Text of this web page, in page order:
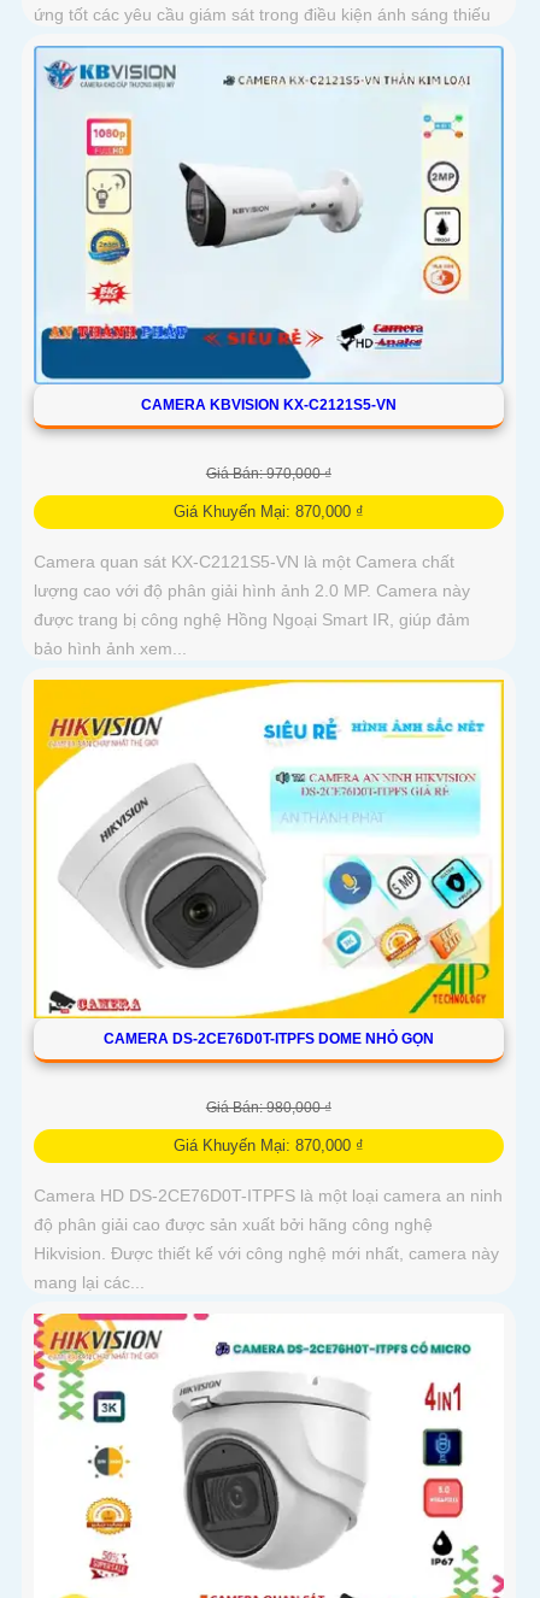
ứng tốt các yêu cầu giám sát trong điều kiện ánh sáng thiếu
CAMERA KBVISION KX-C2121S5-VN
Giá Bán: 970,000 ₫
Giá Khuyến Mại: 870,000 ₫
Camera quan sát KX-C2121S5-VN là một Camera chất
lượng cao với độ phân giải hình ảnh 2.0 MP. Camera này
được trang bị công nghệ Hồng Ngoại Smart IR, giúp đảm
bảo hình ảnh xem...
CAMERA DS-2CE76D0T-ITPFS DOME NHỎ GỌN
Giá Bán: 980,000 ₫
Giá Khuyến Mại: 870,000 ₫
Camera HD DS-2CE76D0T-ITPFS là một loại camera an ninh
độ phân giải cao được sản xuất bởi hãng công nghệ
Hikvision. Được thiết kế với công nghệ mới nhất, camera này
mang lại các...